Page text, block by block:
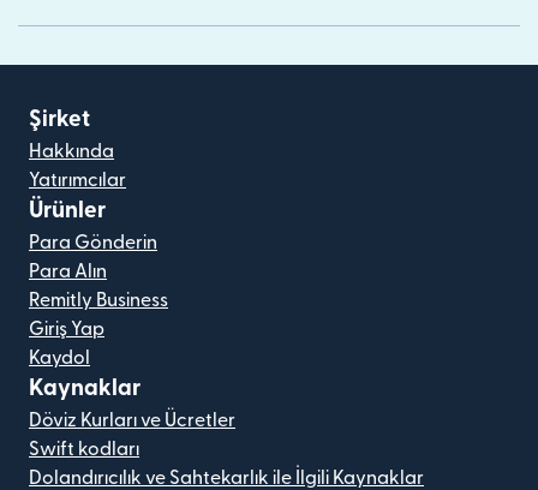
Şirket
Hakkında
Yatırımcılar
Ürünler
Para Gönderin
Para Alın
Remitly Business
Giriş Yap
Kaydol
Kaynaklar
Döviz Kurları ve Ücretler
Swift kodları
Dolandırıcılık ve Sahtekarlık ile İlgili Kaynaklar